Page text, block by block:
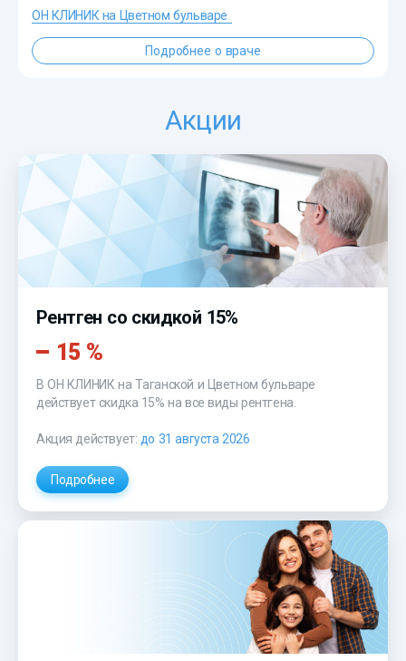
ОН КЛИНИК на Цветном бульваре
Подробнее о враче
Акции
Рентген со скидкой 15%
15 %
В ОН КЛИНИК на Таганской и Цветном бульваре
действует скидка 15% на все виды рентгена.
Акция действует: до 31 августа 2026
Подробнее